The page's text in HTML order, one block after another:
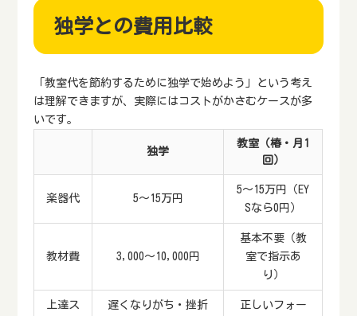
独学との費用比較
「教室代を節約するために独学で始めよう」という考え
は理解できますが、実際にはコストがかさむケースが多
いです。
独学
教室（椿・月1
回）
楽器代 5～15万円
5～15万円（EY
Sなら0円）
教材費 3,000～10,000円
基本不要（教
室で指示あ
り）
上達ス
遅くなりがち・挫折
正しいフォー